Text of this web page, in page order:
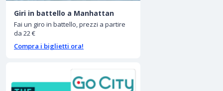
Giri in battello a Manhattan
Fai un giro in battello, prezzi a partire
da 22 €
Compra i biglietti ora!